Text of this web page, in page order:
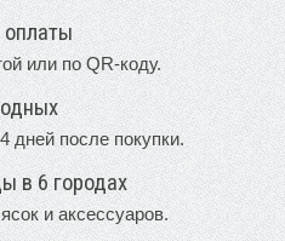
или по QR-коду.
дней после покупки.
в 6 городах
и аксессуаров.